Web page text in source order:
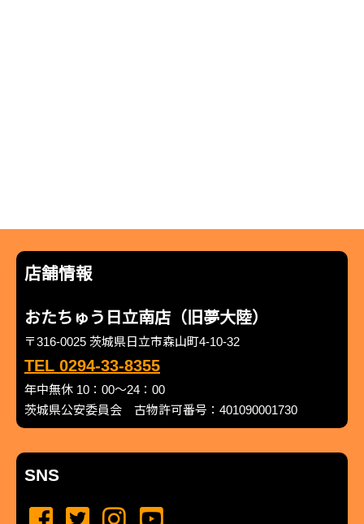
店舗情報
おたちゅう日立南店（旧夢大陸）
〒316-0025 茨城県日立市森山町4-10-32
TEL 0294-33-8355
年中無休 10：00～24：00
茨城県公安委員会 古物許可番号：401090001730
SNS